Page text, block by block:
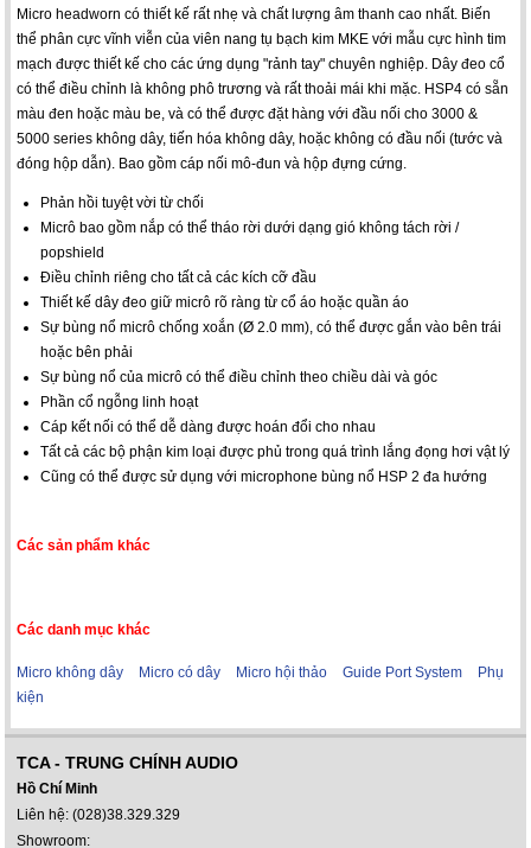
Micro headworn có thiết kế rất nhẹ và chất lượng âm thanh cao nhất. Biến
thể phân cực vĩnh viễn của viên nang tụ bạch kim MKE với mẫu cực hình tim
mạch được thiết kế cho các ứng dụng "rảnh tay" chuyên nghiệp. Dây đeo cổ
có thể điều chỉnh là không phô trương và rất thoải mái khi mặc. HSP4 có sẵn
màu đen hoặc màu be, và có thể được đặt hàng với đầu nối cho 3000 &
5000 series không dây, tiến hóa không dây, hoặc không có đầu nối (tước và
đóng hộp dẫn). Bao gồm cáp nối mô-đun và hộp đựng cứng.
Phản hồi tuyệt vời từ chối
Micrô bao gồm nắp có thể tháo rời dưới dạng gió không tách rời /
popshield
Điều chỉnh riêng cho tất cả các kích cỡ đầu
Thiết kế dây đeo giữ micrô rõ ràng từ cổ áo hoặc quần áo
Sự bùng nổ micrô chống xoắn (Ø 2.0 mm), có thể được gắn vào bên trái
hoặc bên phải
Sự bùng nổ của micrô có thể điều chỉnh theo chiều dài và góc
Phần cổ ngỗng linh hoạt
Cáp kết nối có thể dễ dàng được hoán đổi cho nhau
Tất cả các bộ phận kim loại được phủ trong quá trình lắng đọng hơi vật lý
Cũng có thể được sử dụng với microphone bùng nổ HSP 2 đa hướng
Các sản phẩm khác
Các danh mục khác
Micro không dây Micro có dây Micro hội thảo Guide Port System
Phụ
kiện
TCA - TRUNG CHÍNH AUDIO
Hồ Chí Minh
Liên hệ: (028)38.329.329
Showroom: